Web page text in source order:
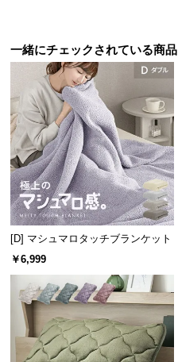
証
つ
い
て
会
員
規
約
て
一緒にチェックされている商品
[D] マシュマロタッチブランケット
￥6,999